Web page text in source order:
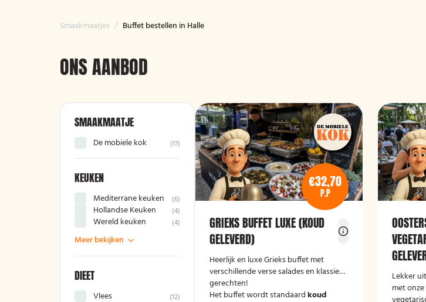
Smaakmaatjes / Buffet bestellen in Halle
ONS AANBOD
SMAAKMAATJE
De mobiele kok (17)
KEUKEN
Mediterrane keuken (6)
Hollandse Keuken (4)
Wereld keuken (4)
Meer bekijken
DIEET
Vlees (12)
€32,70
P.P
GRIEKS BUFFET LUXE (KOUD
GELEVERD)
Heerlijk en luxe Grieks buffet met
verschillende verse salades en klassieke
gerechten!
Het buffet wordt standaardkoud
Lekker
met